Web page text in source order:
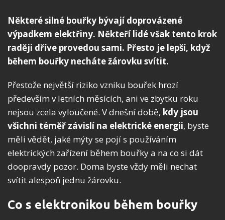
Některé silné bouřky bývají doprovázené
výpadkem elektřiny. Někteří lidé však tento krok
raději dříve provedou sami. Přesto je lepší, když
během bouřky necháte žárovku svítit.
Přestože největší riziko vzniku bouřek hrozí
především v letních měsících, ani ve zbytku roku
nejsou zcela vyloučené. V dnešní době, kdy jsou
všichni téměř závislí na elektrické energii, byste
měli vědět, jaké mýty se pojí s používáním
elektrických zařízení během bouřky a na co si dát
doopravdy pozor. Doma byste vždy měli nechat
svítit alespoň jednu žárovku.
Co s elektronikou během bouřky